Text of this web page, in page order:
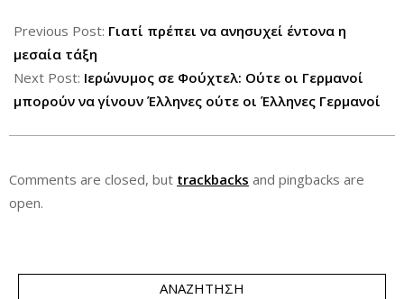
12-
07
Previous Post: Γιατί πρέπει να ανησυχεί έντονα η
μεσαία τάξη
Next Post: Ιερώνυμος σε Φούχτελ: Ούτε οι Γερμανοί
μπορούν να γίνουν Έλληνες ούτε οι Έλληνες Γερμανοί
Comments are closed, but trackbacks and pingbacks are
open.
ΑΝΑΖΉΤΗΣΗ